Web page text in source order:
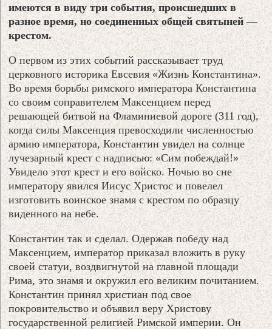
имеются в виду три события, происшедших в
разное время, но соединенных общей святыней —
крестом.
О первом из этих событий рассказывает труд
церковного историка Евсевия «Жизнь Константина».
Во время борьбы римского императора Константина
со своим соправителем Максенцием перед
решающей битвой на Фламиниевой дороге (311 год),
когда силы Максенция превосходили численностью
армию императора, Константин увидел на солнце
лучезарный крест с надписью: «Сим побеждай!»
Увидело этот крест и его войско. Ночью во сне
императору явился Иисус Христос и повелел
изготовить воинское знамя с крестом по образцу
виденного на небе.
Константин так и сделал. Одержав победу над
Максенцием, император приказал вложить в руку
своей статуи, воздвигнутой на главной площади
Рима, это знамя и окружил его великим почитанием.
Константин принял христиан под свое
покровительство и объявил веру Христову
государственной религией Римской империи. Он